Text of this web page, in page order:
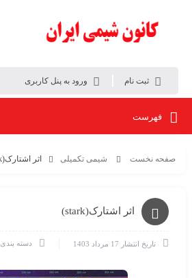
ثبت نام ورود به پنل کاربری
فهرست
صفحه نخست شیمی تکمیلی اثر اشتارک(stark)
اثر اشتارک(stark)
تاریخ انتشار 17 مرداد 1403 دسته بندی